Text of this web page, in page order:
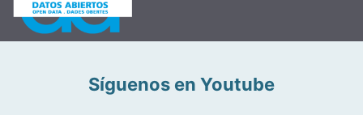
Síguenos en Youtube